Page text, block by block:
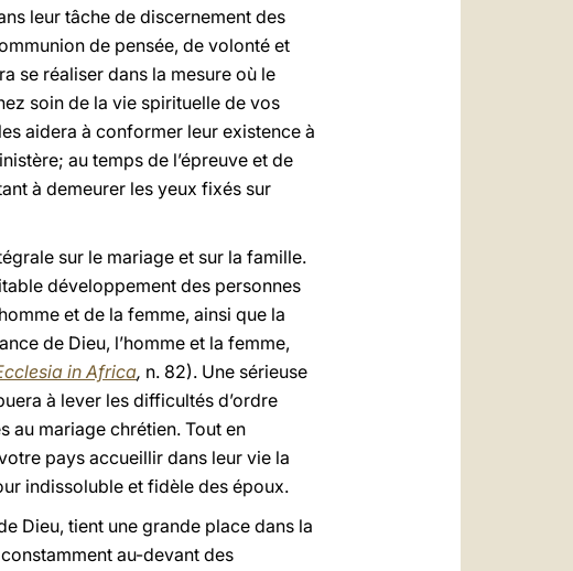
leur tâche de discernement des
de pensée, de volonté et
se réaliser dans la mesure où le
soin de la vie spirituelle de vos
aidera à conformer leur existence à
au temps de l’épreuve et de
à demeurer les yeux fixés sur
sur le mariage et sur la famille.
développement des personnes
et de la femme, ainsi que la
de Dieu, l’homme et la femme,
in Africa, n. 82). Une sérieuse
à lever les difficultés d’ordre
au mariage chrétien. Tout en
pays accueillir dans leur vie la
indissoluble et fidèle des époux.
Dieu, tient une grande place dans la
au-devant des